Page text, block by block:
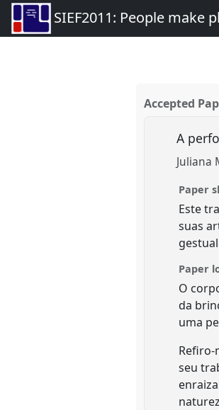
SIEF2011: People make
Accepted
A
Juliana
Paper
Este
suas
Paper
O
da
uma
Refiro-
seu